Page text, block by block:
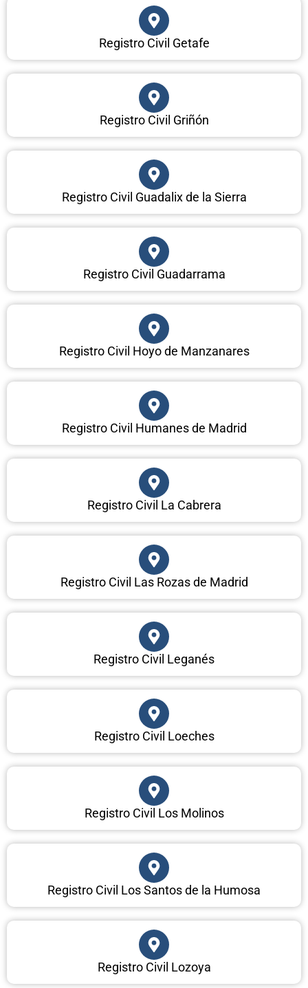
Registro Civil Getafe
Registro Civil Griñón
Registro Civil Guadalix de la Sierra
Registro Civil Guadarrama
Registro Civil Hoyo de Manzanares
Registro Civil Humanes de Madrid
Registro Civil La Cabrera
Registro Civil Las Rozas de Madrid
Registro Civil Leganés
Registro Civil Loeches
Registro Civil Los Molinos
Registro Civil Los Santos de la Humosa
Registro Civil Lozoya